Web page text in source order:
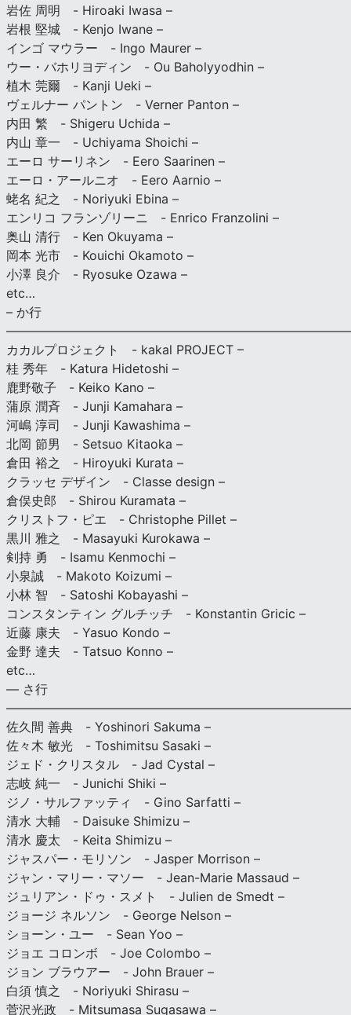
岩佐 周明 - Hiroaki Iwasa –
岩根 堅城 - Kenjo Iwane –
インゴ マウラー - Ingo Maurer –
ウー・バホリヨディン - Ou Baholyyodhin –
植木 莞爾 - Kanji Ueki –
ヴェルナー パントン - Verner Panton –
内田 繁 - Shigeru Uchida –
内山 章一 - Uchiyama Shoichi –
エーロ サーリネン - Eero Saarinen –
エーロ・アールニオ - Eero Aarnio –
蛯名 紀之 - Noriyuki Ebina –
エンリコ フランゾリーニ - Enrico Franzolini –
奥山 清行 - Ken Okuyama –
岡本 光市 - Kouichi Okamoto –
小澤 良介 - Ryosuke Ozawa –
etc…
– か行
カカルプロジェクト - kakal PROJECT –
桂 秀年 - Katura Hidetoshi –
鹿野敬子 - Keiko Kano –
蒲原 潤斉 - Junji Kamahara –
河嶋 淳司 - Junji Kawashima –
北岡 節男 - Setsuo Kitaoka –
倉田 裕之 - Hiroyuki Kurata –
クラッセ デザイン - Classe design –
倉俣史郎 - Shirou Kuramata –
クリストフ・ピエ - Christophe Pillet –
黒川 雅之 - Masayuki Kurokawa –
剣持 勇 - Isamu Kenmochi –
小泉誠 - Makoto Koizumi –
小林 智 - Satoshi Kobayashi –
コンスタンティン グルチッチ - Konstantin Gricic –
近藤 康夫 - Yasuo Kondo –
金野 達夫 - Tatsuo Konno –
etc…
— さ行
佐久間 善典 - Yoshinori Sakuma –
佐々木 敏光 - Toshimitsu Sasaki –
ジェド・クリスタル - Jad Cystal –
志岐 純一 - Junichi Shiki –
ジノ・サルファッティ - Gino Sarfatti –
清水 大輔 - Daisuke Shimizu –
清水 慶太 - Keita Shimizu –
ジャスパー・モリソン - Jasper Morrison –
ジャン・マリー・マソー - Jean-Marie Massaud –
ジュリアン・ドゥ・スメト - Julien de Smedt –
ジョージ ネルソン - George Nelson –
ショーン・ユー - Sean Yoo –
ジョエ コロンボ - Joe Colombo –
ジョン ブラウアー - John Brauer –
白須 慎之 - Noriyuki Shirasu –
菅沢光政 - Mitsumasa Sugasawa –